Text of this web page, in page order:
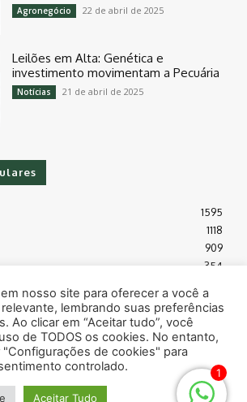
Agronegócio 22 de abril de 2025
Leilões em Alta: Genética e
investimento movimentam a Pecuária
Notícias 21 de abril de 2025
1595
1118
909
354
128
115
os direitos reservados safras.news
1
nosso site para oferecer a você a
lembrando suas preferências
Ao clicar em “Aceitar tudo”, você
de TODOS os cookies. No entanto,
de cookies" para
controlado.
Aceitar Tudo